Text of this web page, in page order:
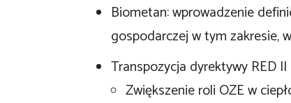
Biometan: wprowadzenie
gospodarczej w tym zakresie,
Transpozycja dyrektywy RED
Zwiększenie roli OZE w